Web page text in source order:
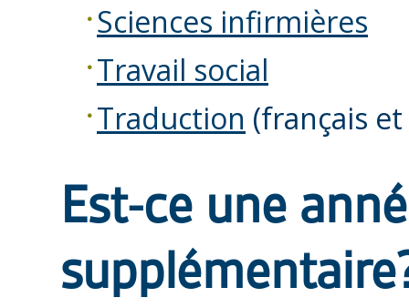
Sciences infirmières
Travail social
Traduction (français
Est-ce une